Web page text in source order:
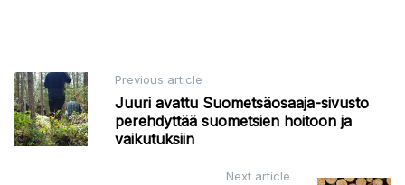
Post
navigation
Previous article
Juuri avattu Suometsäosaaja-sivusto
perehdyttää suometsien hoitoon ja
vaikutuksiin
Next article